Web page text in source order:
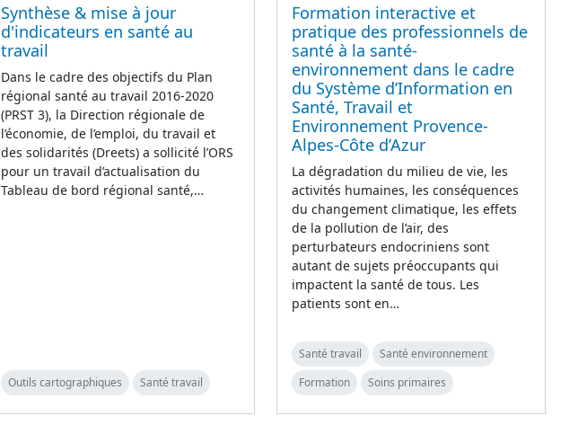
Synthèse & mise à jour
d'indicateurs en santé au
travail
Dans le cadre des objectifs du Plan
régional santé au travail 2016-2020
(PRST 3), la Direction régionale de
l’économie, de l’emploi, du travail et
des solidarités (Dreets) a sollicité l’ORS
pour un travail d’actualisation du
Tableau de bord régional santé,…
Outils cartographiques Santé travail
Formation interactive et
pratique des professionnels de
santé à la santé-
environnement dans le cadre
du Système d’Information en
Santé, Travail et
Environnement Provence-
Alpes-Côte d’Azur
La dégradation du milieu de vie, les
activités humaines, les conséquences
du changement climatique, les effets
de la pollution de l’air, des
perturbateurs endocriniens sont
autant de sujets préoccupants qui
impactent la santé de tous. Les
patients sont en…
Santé travail
Santé environnement
Formation
Soins primaires